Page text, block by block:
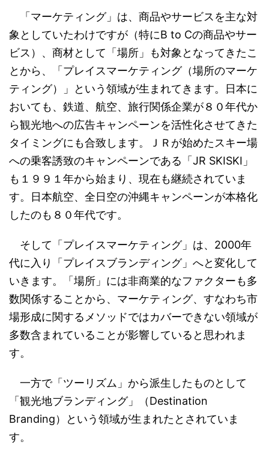
「マーケティング」は、商品やサービスを主な対
象としていたわけですが（特にB to Cの商品やサー
ビス）、商材として「場所」も対象となってきたこ
とから、「プレイスマーケティング（場所のマーケ
ティング）」という領域が生まれてきます。日本に
おいても、鉄道、航空、旅行関係企業が８０年代か
ら観光地への広告キャンペーンを活性化させてきた
タイミングにも合致します。ＪＲが始めたスキー場
への乗客誘致のキャンペーンである「JR SKISKI」
も１９９１年から始まり、現在も継続されていま
す。日本航空、全日空の沖縄キャンペーンが本格化
したのも８０年代です。
そして「プレイスマーケティング」は、2000年
代に入り「プレイスブランディング」へと変化して
いきます。「場所」には非商業的なファクターも多
数関係することから、マーケティング、すなわち市
場形成に関するメソッドではカバーできない領域が
多数含まれていることが影響していると思われま
す。
一方で「ツーリズム」から派生したものとして
「観光地ブランディング」（Destination
Branding）という領域が生まれたとされていま
す。